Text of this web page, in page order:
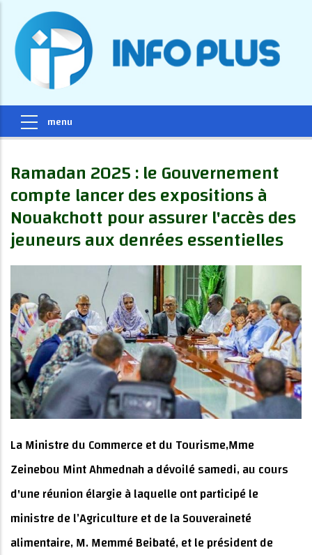
Ramadan 2025 : le Gouvernement
compte lancer des expositions à
Nouakchott pour assurer l'accès des
jeuneurs aux denrées essentielles
La Ministre du Commerce et du Tourisme,Mme
Zeinebou Mint Ahmednah a dévoilé samedi, au cours
d'une réunion élargie à laquelle ont participé le
ministre de l’Agriculture et de la Souveraineté
alimentaire, M. Memmé Beibaté, et le président de